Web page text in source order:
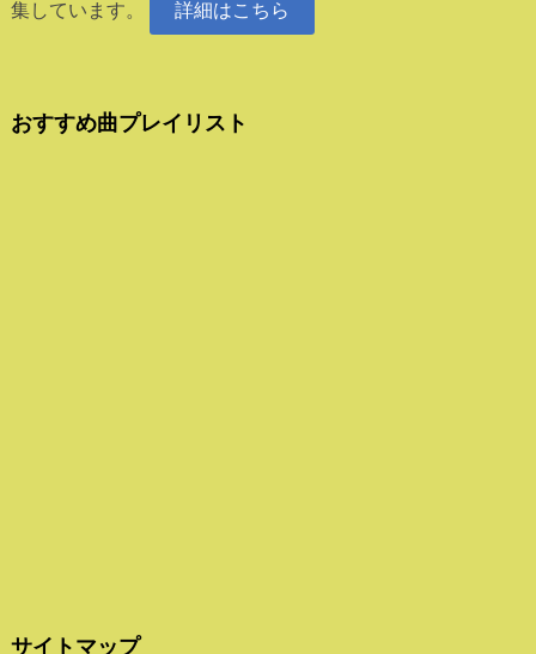
集しています。 詳細はこちら
おすすめ曲プレイリスト
サイトマップ